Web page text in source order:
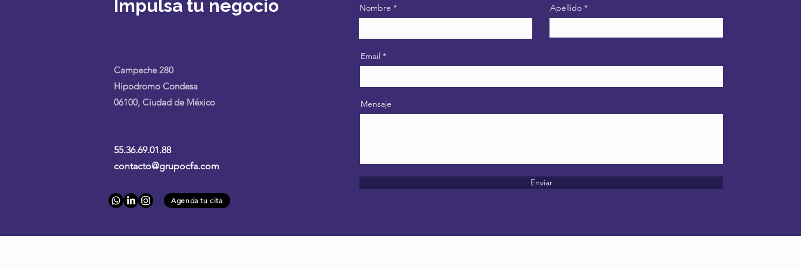
Impulsa tu negocio
Campeche 280
Hipodromo Condesa
06100, Ciudad de México
55.36.69.01.88
contacto@grupocfa.com
Agenda tu cita
Nombre Apellido
Email
Mensaje
Enviar